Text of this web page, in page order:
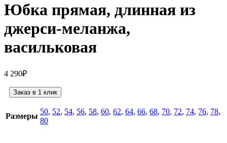
Юбка прямая, длинная из
джерси-меланжа,
васильковая
4 290₽
Заказ в 1 клик
Размеры
50, 52, 54, 56, 58, 60, 62, 64, 66, 68, 70, 72, 74, 76, 78,
80